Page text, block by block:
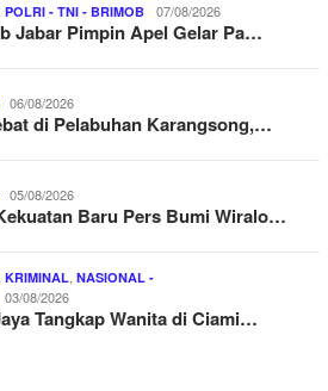
POLRI - TNI - BRIMOB 07/08/2026
Jabar Pimpin Apel Gelar Pa…
06/08/2026
di Pelabuhan Karangsong,…
05/08/2026
Baru Pers Bumi Wiralo…
KRIMINAL NASIONAL -
03/08/2026
Tangkap Wanita di Ciami…